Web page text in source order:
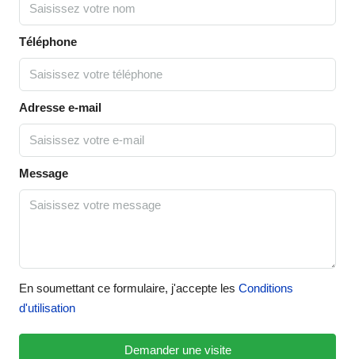
Téléphone
Adresse e-mail
Message
En soumettant ce formulaire, j'accepte les Conditions
d'utilisation
Demander une visite